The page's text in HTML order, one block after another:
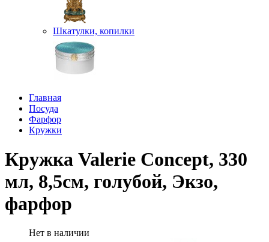
Шкатулки, копилки
Главная
Посуда
Фарфор
Кружки
Кружка Valerie Concept, 330
мл, 8,5см, голубой, Экзо,
фарфор
Нет в наличии